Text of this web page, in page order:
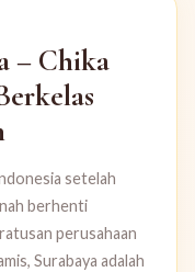
– Chika
setelah
berhenti
perusahaan
Surabaya adalah